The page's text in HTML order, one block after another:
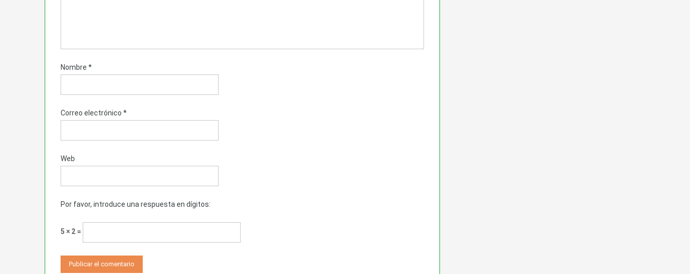
Nombre *
Correo electrónico *
Web
Por favor, introduce una respuesta en dígitos:
5 × 2 =